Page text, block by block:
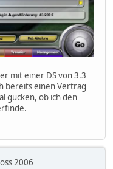
mit einer DS von 3.3
bereits einen Vertrag
gucken, ob ich den
2006